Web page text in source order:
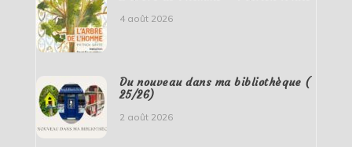
4 août 2026
Du nouveau dans ma bibliothèque (
25/26)
2 août 2026